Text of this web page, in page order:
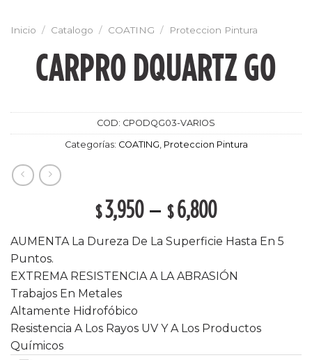
Inicio / Catalogo / COATING / Proteccion Pintura
CARPRO DQUARTZ GO
COD: CPODQG03-VARIOS
Categorías: COATING Proteccion Pintura
$3,950– $ 6,800
AUMENTA La Dureza De La Superficie Hasta En 5
Puntos.
EXTREMA RESISTENCIA A LA ABRASIÓN
Trabajos En Metales
Altamente Hidrofóbico
Resistencia A Los Rayos UV Y A Los Productos
Químicos